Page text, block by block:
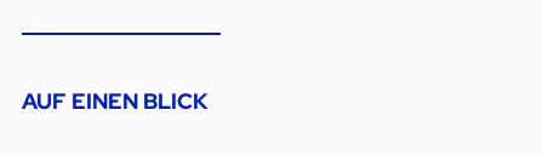
AUF EINEN BLICK